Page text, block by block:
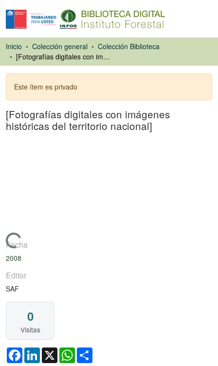
Inicio Colección general
Colección Biblioteca
[Fotografías digitales con imágenes históricas del territorio nacional]
Este ítem es privado
[Fotografías digitales con imágenes
históricas del territorio nacional]
Cargando...
Fecha
2008
Editor
SAF
0
Visitas
FacebookLinkedIn
X WhatsApp